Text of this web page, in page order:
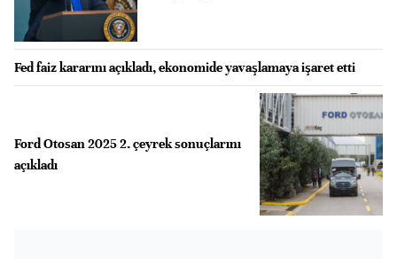
Fed faiz kararını açıkladı, ekonomide yavaşlamaya işaret etti
Ford Otosan 2025 2. çeyrek sonuçlarını
açıkladı